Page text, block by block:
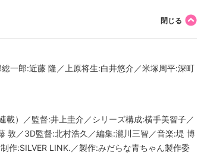
一郎:近藤 隆／上原将生:白井悠介／米塚周平:深町
載）／監督:井上圭介／シリーズ構成:横手美智子／
敦／3D監督:北村浩久／編集:瀧川三智／音楽:堤 博
作:SILVER LINK.／製作:みだらな青ちゃん製作委